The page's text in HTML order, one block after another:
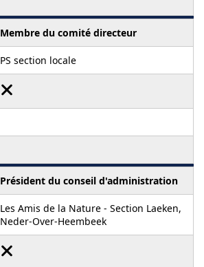
Membre du comité directeur
PS section locale
Président du conseil d'administration
Les Amis de la Nature - Section Laeken,
Neder-Over-Heembeek